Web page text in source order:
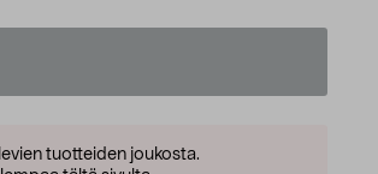
tuotteiden joukosta.